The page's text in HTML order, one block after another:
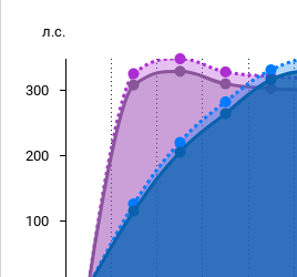
л.с.
100
200
300